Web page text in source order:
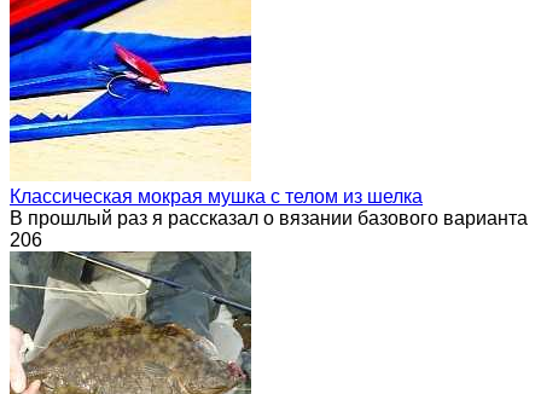
Классическая мокрая мушка с телом из шелка
В прошлый раз я рассказал о вязании базового варианта
206